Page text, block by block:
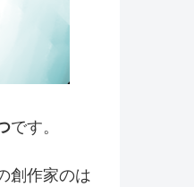
です。
創作家のは